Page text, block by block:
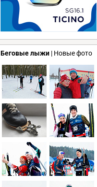
Беговые лыжи | Новые фото